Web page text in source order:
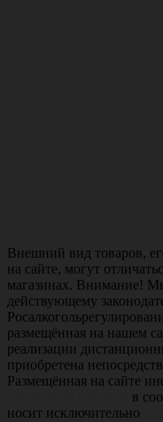
Внешний вид товаров,
на сайте, могут
магазинах. Внимание!
действующему
размещённая на нашем
реализации
приобретена
Размещённая на сайте
в
носит исключительно